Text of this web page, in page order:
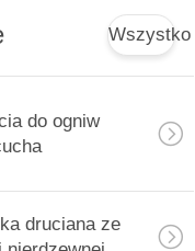
Wszystko
do ogniw
druciana ze